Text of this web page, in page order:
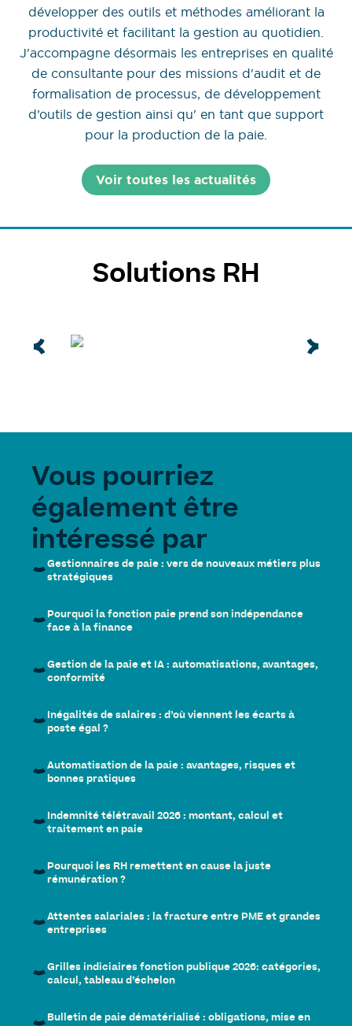
développer des outils et méthodes améliorant la
productivité et facilitant la gestion au quotidien.
J'accompagne désormais les entreprises en qualité
de consultante pour des missions d'audit et de
formalisation de processus, de développement
d’outils de gestion ainsi qu' en tant que support
pour la production de la paie.
Voir toutes les actualités
Solutions RH
Vous pourriez
également être
intéressé par
Gestionnaires de paie : vers de nouveaux métiers plus
stratégiques
Pourquoi la fonction paie prend son indépendance
face à la finance
Gestion de la paie et IA : automatisations, avantages,
conformité
Inégalités de salaires : d’où viennent les écarts à
poste égal ?
Automatisation de la paie : avantages, risques et
bonnes pratiques
Indemnité télétravail 2026 : montant, calcul et
traitement en paie
Pourquoi les RH remettent en cause la juste
rémunération ?
Attentes salariales : la fracture entre PME et grandes
entreprises
Grilles indiciaires fonction publique 2026: catégories,
calcul, tableau d’échelon
Bulletin de paie dématérialisé : obligations, mise en